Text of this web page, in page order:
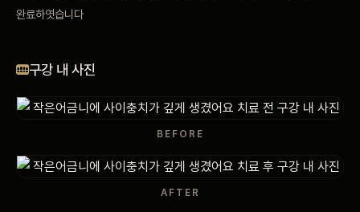
비포 애프터
공지사항
치과 백과사전
완료하엿습니다
구강 내 사진
BEFORE
AFTER